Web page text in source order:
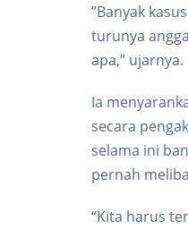
”Banyak
turunya
apa,” ujarnya.
Ia
secara
selama ini
pernah
“Kita harus